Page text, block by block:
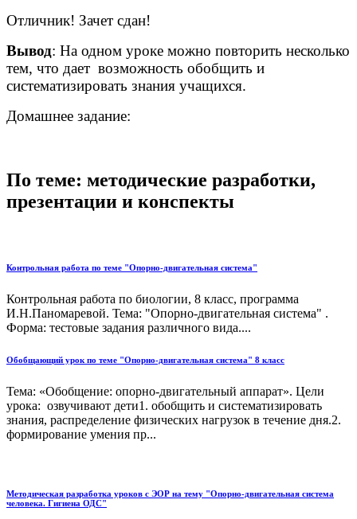
Отличник! Зачет сдан!
Вывод: На одном уроке можно повторить несколько
тем, что дает возможность обобщить и
систематизировать знания учащихся.
Домашнее задание:
По теме: методические разработки,
презентации и конспекты
Контрольная работа по теме "Опорно-двигательная система"
Контрольная работа по биологии, 8 класс, программа
И.Н.Паномаревой. Тема: "Опорно-двигательная система" .
Форма: тестовые задания различного вида....
Обобщающий урок по теме "Опорно-двигательная система" 8 класс
Тема: «Обобщение: опорно-двигательный аппарат». Цели
урока: озвучивают дети1. обобщить и систематизировать
знания, распределение физических нагрузок в течение дня.2.
формирование умения пр...
Методическая разработка уроков с ЭОР на тему "Опорно-двигательная система
человека. Гигиена ОДС"